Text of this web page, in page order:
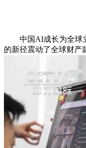
中国AI成长为全球立
的新径震动了全球财产